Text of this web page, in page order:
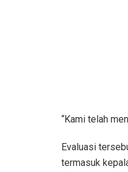
“Kami telah
Evaluasi
termasuk